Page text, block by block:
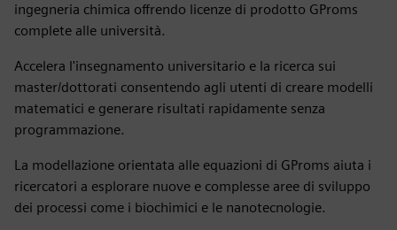
ingegneria chimica offrendo licenze di prodotto GProms
complete alle università.
Accelera l'insegnamento universitario e la ricerca sui
master/dottorati consentendo agli utenti di creare modelli
matematici e generare risultati rapidamente senza
programmazione.
La modellazione orientata alle equazioni di GProms aiuta i
ricercatori a esplorare nuove e complesse aree di sviluppo
dei processi come i biochimici e le nanotecnologie.